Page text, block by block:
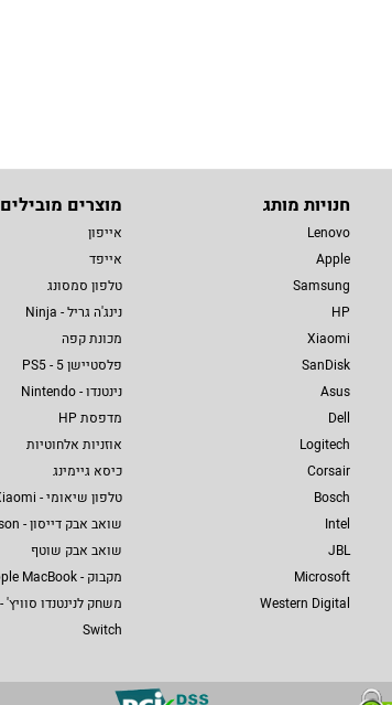
חנויות מותג
Lenovo
Apple
Samsung
HP
Xiaomi
SanDisk
Asus
Dell
Logitech
Corsair
Bosch
Intel
JBL
Microsoft
Western Digital
מוצרים מובילים
אייפון
אייפד
טלפון סמסונג
נינג'ה גריל - Ninja
מכונת קפה
פלסטיישן 5 - PS5
נינטנדו - Nintendo
מדפסת HP
אוזניות אלחוטיות
כיסא גיימינג
טלפון שיאומי - Xiaomi
שואב אבק דייסון - Dyson
שואב אבק שוטף
מקבוק - Apple MacBook
Switch